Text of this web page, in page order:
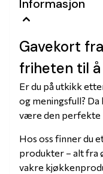
Informasjon
Gavekort
friheten til
Er du på utkikk
og meningsfull?
være den perfekte
Hos oss finner du
produkter – alt fra
vakre